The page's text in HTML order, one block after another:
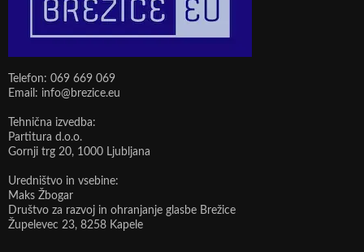
Telefon: 069 669 069
Email: info@brezice.eu
Tehnična izvedba:
Partitura d.o.o.
Gornji trg 20, 1000 Ljubljana
Uredništvo in vsebine:
Maks Žbogar
Društvo za razvoj in ohranjanje glasbe Brežice
Župelevec 23, 8258 Kapele